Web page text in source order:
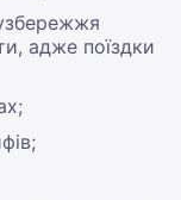
адже поїздки